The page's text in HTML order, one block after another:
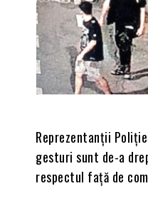
Reprezentanții
gesturi sunt de-a
respectul față de